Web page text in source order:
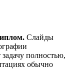
Слайды
полностью,
обычно